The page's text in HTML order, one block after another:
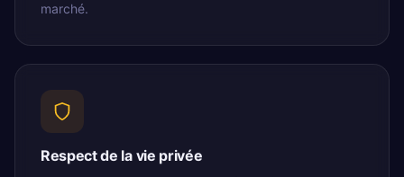
marché.
Respect de la vie privée